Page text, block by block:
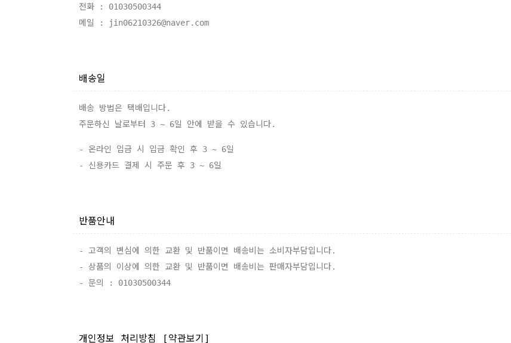
전화 : 01030500344
메일 : jin06210326@naver.com
배송일
배송 방법은 택배입니다.
주문하신 날로부터 3 ~ 6일 안에 받을 수 있습니다.
- 온라인 입금 시 입금 확인 후 3 ~ 6일
- 신용카드 결제 시 주문 후 3 ~ 6일
반품안내
- 고객의 변심에 의한 교환 및 반품이면 배송비는 소비자부담입니다.
- 상품의 이상에 의한 교환 및 반품이면 배송비는 판매자부담입니다.
- 문의 : 01030500344
개인정보 처리방침 [약관보기]